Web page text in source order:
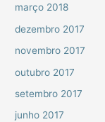
março 2018
dezembro 2017
novembro 2017
outubro 2017
setembro 2017
junho 2017